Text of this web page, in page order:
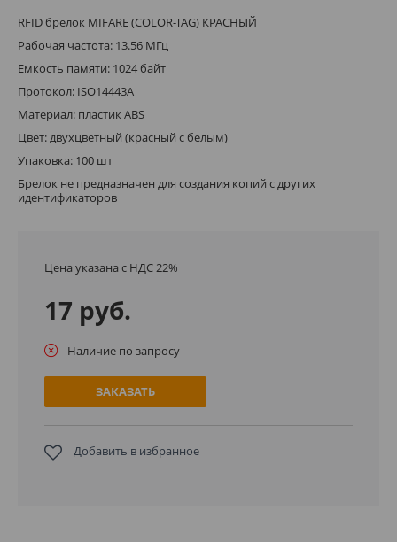
RFID брелок MIFARE (COLOR-TAG) КРАСНЫЙ
Рабочая частота: 13.56 МГц
Емкость памяти: 1024 байт
Протокол: ISO14443A
Материал: пластик ABS
Цвет: двухцветный (красный с белым)
Упаковка: 100 шт
Брелок не предназначен для создания копий с других
идентификаторов
Цена указана с НДС 22%
17 руб.
Наличие по запросу
ЗАКАЗАТЬ
Добавить в избранное